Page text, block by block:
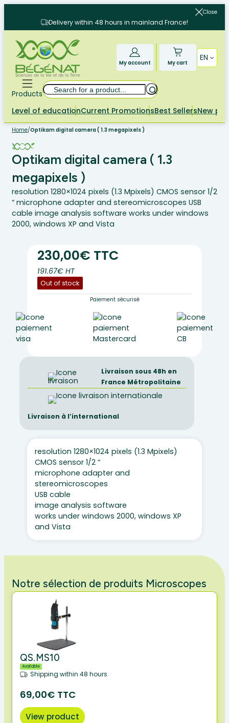
content
Close
Delivery within 48 hours in mainland France!
My account My cart
EN
Products
Search
Level of educationCurrent PromotionsBest SellersNew
Home/Optikam digital camera ( 1.3 megapixels )
Optikam digital camera ( 1.3
megapixels )
resolution 1280×1024 pixels (1.3 Mpixels) CMOS sensor 1/2
“ microphone adapter and stereomicroscopes USB
cable image analysis software works under windows
2000, windows XP and Vista
230,00€ TTC
191.67€ HT
Out of stock
Paiement sécurisé
Livraison sous 48h en
France Métropolitaine
Livraison à l’international
resolution 1280×1024 pixels (1.3 Mpixels)
CMOS sensor 1/2 “
microphone adapter and
stereomicroscopes
USB cable
image analysis software
works under windows 2000, windows XP
and Vista
Notre sélection de produits Microscopes
QS.MS10
Available
Shipping within 48 hours
69,00€ TTC
View product